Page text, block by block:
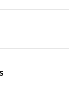
y tamaño para